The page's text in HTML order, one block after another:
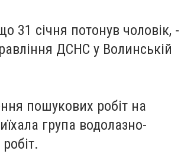
31 січня потонув чоловік, -
ДСНС у Волинській
пошукових робіт на
група водолазно-